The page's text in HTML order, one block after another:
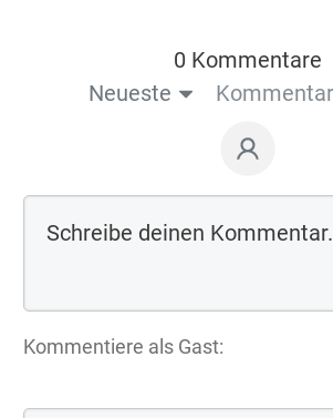
0 Kommentare
Neueste
Kommentiere als Gast: